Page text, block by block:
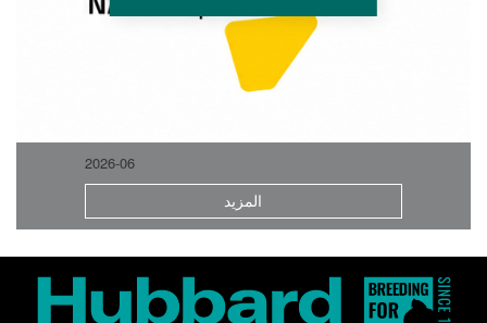
2026-06
المزيد